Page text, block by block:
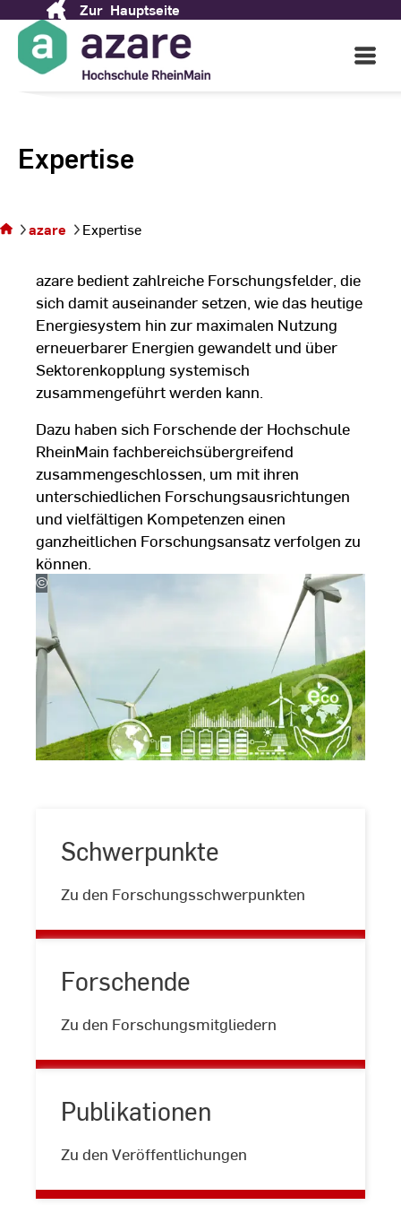
Content
Zur Hauptseite
Open
Main
Expertise
sich auf
azare Expertise
azare bedient zahlreiche Forschungsfelder, die
sich damit auseinander setzen, wie das heutige
Energiesystem hin zur maximalen Nutzung
erneuerbarer Energien gewandelt und über
Sektorenkopplung systemisch
zusammengeführt werden kann.
Dazu haben sich Forschende der Hochschule
RheinMain fachbereichsübergreifend
zusammengeschlossen, um mit ihren
unterschiedlichen Forschungsausrichtungen
und vielfältigen Kompetenzen einen
ganzheitlichen Forschungsansatz verfolgen zu
können.
©
Artinun
stock.adobe.com
Schwerpunkte
Zu den Forschungsschwerpunkten
Forschende
Zu den Forschungsmitgliedern
Publikationen
Zu den Veröffentlichungen
Forschungszentrum
azare